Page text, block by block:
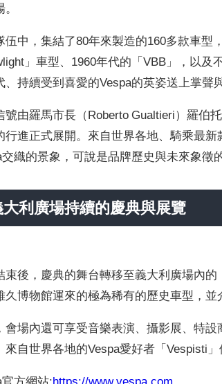
伍中，集結了80年來製造的160多款車型
」車型、1960年代的「VBB」，以
、持續受到喜愛的Vespa的英姿送上掌聲
號由羅馬市長（Roberto Gualtieri）羅伯
行進正式展開。來自世界各地、騎乘最
交織的景象，可說是品牌歷史與未來象徵
大利廣場持續的慶典與展覽
束後，慶典的舞台轉移至義大利廣場內
久博物館運來的極為稀有的歷史車型，並
會場內還可享受音樂表演、攝影展、特
來自世界各地的Vespa愛好者「Vespisti
官方網站:https://www.vespa.com